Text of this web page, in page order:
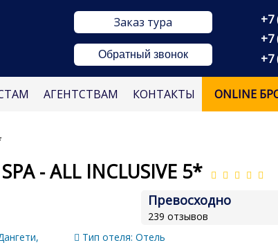
Заказ тура
Обратный звонок
+7
+7
+7
АГЕНТСТВАМ КОНТАКТЫ ONLINE
- ALL INCLUSIVE 5*
Превосходно
239 отзывов
Тип отеля: Отель